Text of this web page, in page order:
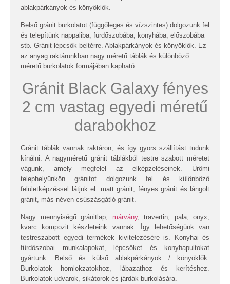
ablakpárkányok és könyöklők.
Belső gránit burkolatot (függőleges és vízszintes) dolgozunk fel
és telepítünk nappaliba, fürdőszobába, konyhába, előszobába
stb. Gránit lépcsők beltérre. Ablakpárkányok és könyöklők. Ez
az anyag raktárunkban nagy méretű táblák és különböző
méretű burkolatok formájában kapható.
Gránit Black Galaxy fényes
2 cm vastag egyedi méretű
darabokhoz
Gránit táblák vannak raktáron, és így gyors szállítást tudunk
kínálni. A nagyméretű gránit táblákból testre szabott méretet
vágunk, amely megfelel az elképzeléseinek. Ürömi
telephelyünkön gránitot dolgozunk fel és különböző
felületképzéssel látjuk el: matt gránit, fényes gránit és lángolt
gránit, más néven csúszásgátló gránit.
Nagy mennyiségű gránitlap, márvány, travertin, pala, onyx,
kvarc kompozit készleteink vannak. Így lehetőségünk van
testreszabott egyedi termékek kivitelezésére is. Konyhai és
fürdőszobai munkalapokat, lépcsőket és konyhapultokat
gyártunk. Belső és külső ablakpárkányok / könyöklők.
Burkolatok homlokzatokhoz, lábazathoz és kerítéshez.
Burkolatok udvarok, sikátorok és járdák burkolására.